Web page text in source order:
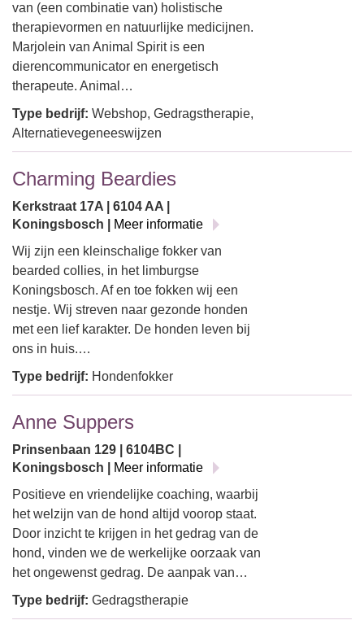
van (een combinatie van) holistische
therapievormen en natuurlijke medicijnen.
Marjolein van Animal Spirit is een
dierencommunicator en energetisch
therapeute. Animal…
Type bedrijf: Webshop, Gedragstherapie,
Alternatievegeneeswijzen
Charming Beardies
Kerkstraat 17A | 6104 AA |
Koningsbosch |
Meer informatie
Wij zijn een kleinschalige fokker van
bearded collies, in het limburgse
Koningsbosch. Af en toe fokken wij een
nestje. Wij streven naar gezonde honden
met een lief karakter. De honden leven bij
ons in huis.…
Type bedrijf: Hondenfokker
Anne Suppers
Prinsenbaan 129 | 6104BC |
Koningsbosch |
Meer informatie
Positieve en vriendelijke coaching, waarbij
het welzijn van de hond altijd voorop staat.
Door inzicht te krijgen in het gedrag van de
hond, vinden we de werkelijke oorzaak van
het ongewenst gedrag. De aanpak van…
Type bedrijf: Gedragstherapie